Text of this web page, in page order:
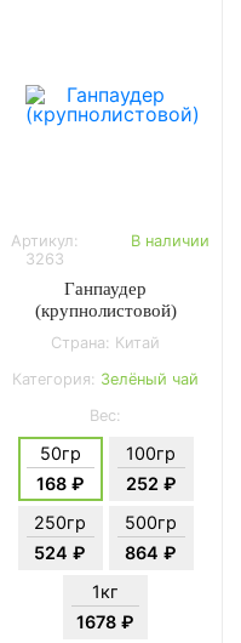
Артикул:
3263
В наличии
Ганпаудер
(крупнолистовой)
Страна: Китай
Категория: Зелёный чай
Вес:
50гр
168 ₽
100гр
252 ₽
250гр
524 ₽
500гр
864 ₽
1кг
1678 ₽